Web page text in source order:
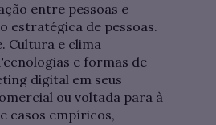
entre pessoas e
estratégica de pessoas.
Cultura e clima
e formas de
digital em seus
ou voltada para à
casos empíricos,